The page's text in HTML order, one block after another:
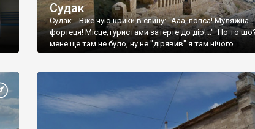
Судак
Судак... Вже чую крики в спину: "Ааа, попса! Муляжна
фортеця! Місце,туристами затерте до дір!..." Но то
мене ще там не було, ну не "дірявив" я там нічого...
принаймні до цього літа.